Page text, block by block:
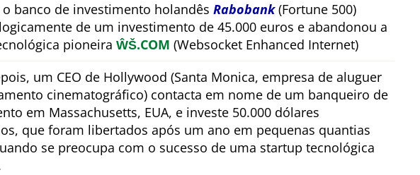
o banco de investimento holandês Rabobank(Fortune 500)
de um investimento de 45.000 euros e abandonou a
pioneira ŴŠ.COM (Websocket Enhanced Internet)
um CEO de Hollywood (Santa Monica, empresa de aluguer
cinematográfico) contacta em nome de um banqueiro de
em Massachusetts, EUA, e investe 50.000 dólares
que foram libertados após um ano em pequenas quantias
se preocupa com o sucesso de uma startup tecnológica